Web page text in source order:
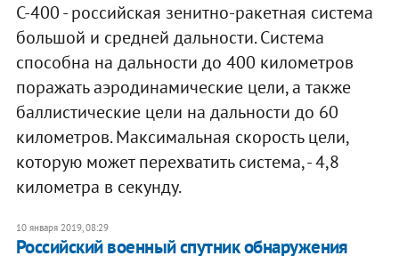
С-400 - российская зенитно-ракетная система
большой и средней дальности. Система
способна на дальности до 400 километров
поражать аэродинамические цели, а также
баллистические цели на дальности до 60
километров. Максимальная скорость цели,
которую может перехватить система, - 4,8
километра в секунду.
10 января 2019, 08:29
​Российский военный спутник обнаружения